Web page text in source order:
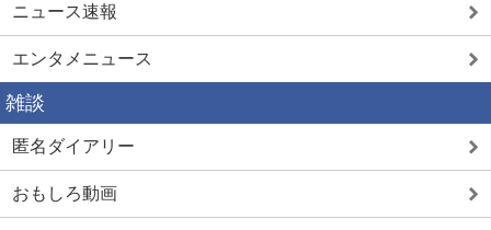
ニュース速報
エンタメニュース
雑談
匿名ダイアリー
おもしろ動画